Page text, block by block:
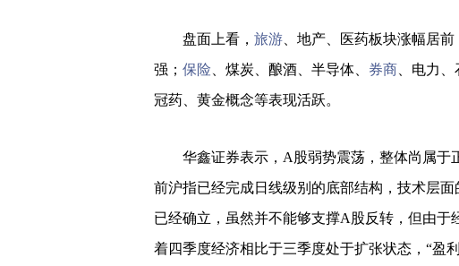
盘面上看， 旅游 、地产、医药板块涨幅居
强； 保险 、煤炭、酿酒、半导体、 券商 、电力
冠药、黄金概念等表现活跃。
华鑫证券表示，A股弱势震荡，整体尚属于
前沪指已经完成日线级别的底部结构，技术层
已经确立，虽然并不能够支撑A股反转，但由于
着四季度经济相比于三季度处于扩张状态，“盈